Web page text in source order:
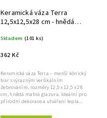
Keramická váza Terra
12,5x12,5x28 cm - hnědá
Skladem (101 ks)
362 Kč
Keramická váza Terra – menší kónický
tvar s výrazným vertikálním
žebrováním, rozměry 12,5 x 12,5 x 28
cm, hnědá matná glazura. Ideální pro
přírodní dekorace a utváření tepla...